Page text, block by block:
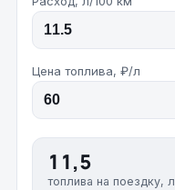
Цена топлива, ₽/л
11,5
топлива на поездку, л